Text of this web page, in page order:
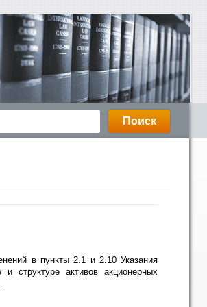
в пункты 2.1 и 2.10 Указания
активов акционерных